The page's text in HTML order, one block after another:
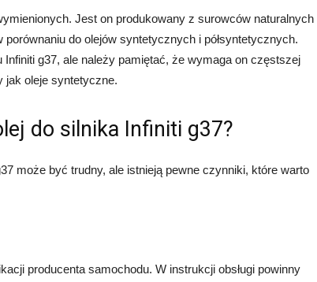
Jest on produkowany z surowców naturalnych
do olejów syntetycznych i półsyntetycznych.
g37, ale należy pamiętać, że wymaga on częstszej
jak oleje syntetyczne.
do silnika Infiniti g37?
może być trudny, ale istnieją pewne czynniki, które warto
producenta samochodu. W instrukcji obsługi powinny